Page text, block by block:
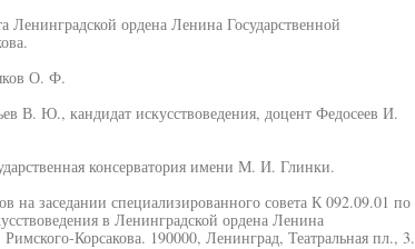
Ленинградской ордена Ленина Государственной
О. Ф.
В. Ю., кандидат искусствоведения, доцент Федосеев И.
консерватория имени М. И. Глинки.
на заседании специализированного совета К 092.09.01 по
в Ленинградской ордена Ленина
Корсакова. 190000, Ленинград, Театральная пл., 3.